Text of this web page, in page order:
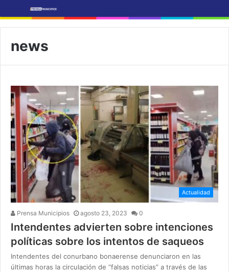
news
Actualidad
Prensa Municipios agosto 23, 2023 0
Intendentes advierten sobre intenciones
políticas sobre los intentos de saqueos
Intendentes del conurbano bonaerense denunciaron en las
últimas horas la circulación de “falsas noticias” a través de las